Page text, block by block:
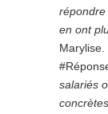
en ont
Marylise.
salariés